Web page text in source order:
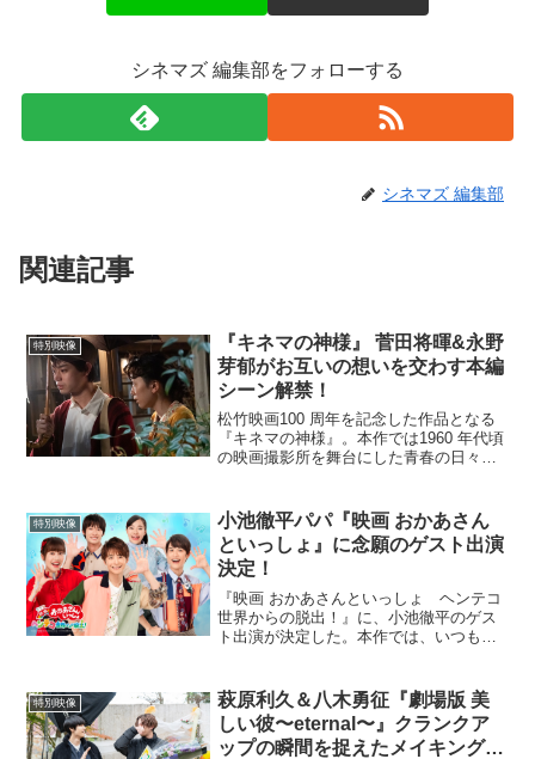
シネマズ 編集部をフォローする
シネマズ 編集部
関連記事
特別映像
『キネマの神様』 菅田将暉&永野
芽郁がお互いの想いを交わす本編
シーン解禁！
松竹映画100 周年を記念した作品となる
『キネマの神様』。本作では1960 年代頃
の映画撮影所を舞台にした青春の日々か
が描かれる。今回、若き日のゴウ（菅田
将暉）と...
特別映像
小池徹平パパ『映画 おかあさん
といっしょ』に念願のゲスト出演
決定！
『映画 おかあさんといっしょ ヘンテコ
世界からの脱出！』に、小池徹平のゲス
ト出演が決定した。本作では、いつも仲
コ世界に飛ばされ大変なことに！お兄さ
んお姉さん、「ガラピコ...
特別映像
萩原利久＆⼋⽊勇征『劇場版 美
しい彼〜eternal〜』クランクア
ップの瞬間を捉えたメイキング映